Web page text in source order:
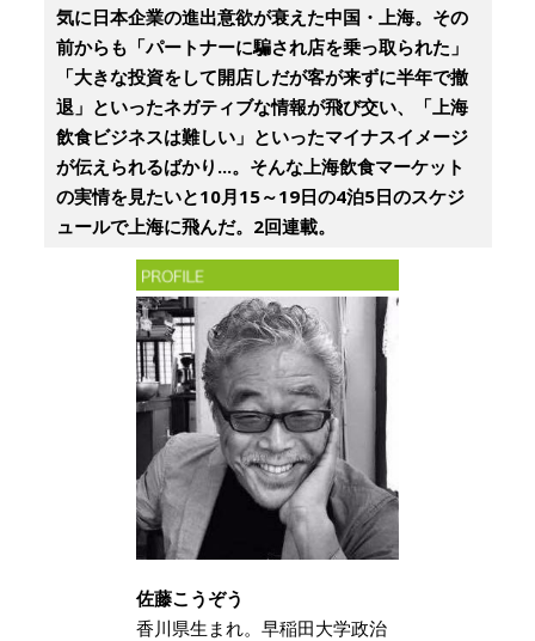
気に日本企業の進出意欲が衰えた中国・上海。その
前からも「パートナーに騙され店を乗っ取られた」
「大きな投資をして開店しだが客が来ずに半年で撤
退」といったネガティブな情報が飛び交い、「上海
飲食ビジネスは難しい」といったマイナスイメージ
が伝えられるばかり...。そんな上海飲食マーケット
の実情を見たいと10月15～19日の4泊5日のスケジ
ュールで上海に飛んだ。2回連載。
佐藤こうぞう
香川県生まれ。早稲田大学政治